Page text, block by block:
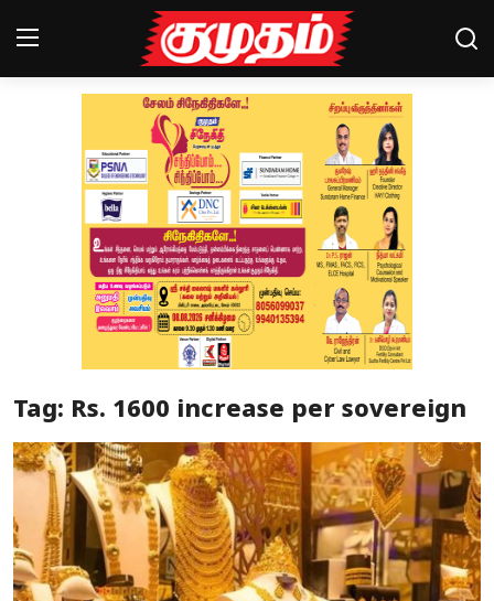
Magazines
Special Story
Business
Crime
Tag: Rs. 1600 increase per sovereign